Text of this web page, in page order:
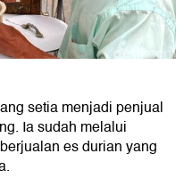
setia menjadi penjual
Ia sudah melalui
es durian yang